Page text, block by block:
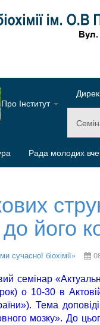
Про Інститут
Рада молодих
його
сучасної біохімії»
семінар
о 10-30 в
Тема
мозку». До